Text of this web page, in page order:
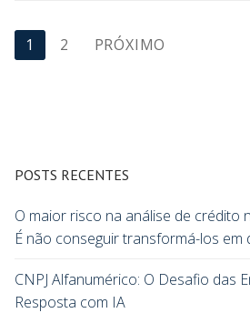
1 2 PRÓXIMO
POSTS RECENTES
O maior risco na análise de crédito
É não conseguir transformá-los em
CNPJ Alfanumérico: O Desafio das
Resposta com IA